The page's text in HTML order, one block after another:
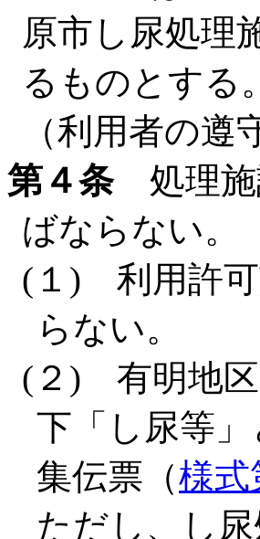
原市し尿処理
るものとする。
（利用者の遵
第４条処理施
ばならない。
(１) 利用許可
らない。
(２) 有明地区
下「し尿等
集伝票（様式
ただし、し